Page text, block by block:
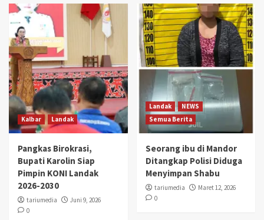
Kalbar Landak
Pangkas Birokrasi,
Bupati Karolin Siap
Pimpin KONI Landak
2026-2030
tariumedia
Juni 9, 2026
0
Landak
NEWS
Semua Berita
Seorang ibu di Mandor
Ditangkap Polisi Diduga
Menyimpan Shabu
tariumedia
Maret 12, 2026
0